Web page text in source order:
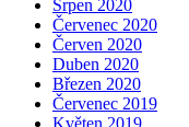
Srpen 2020
Červenec 2020
Červen 2020
Duben 2020
Březen 2020
Červenec 2019